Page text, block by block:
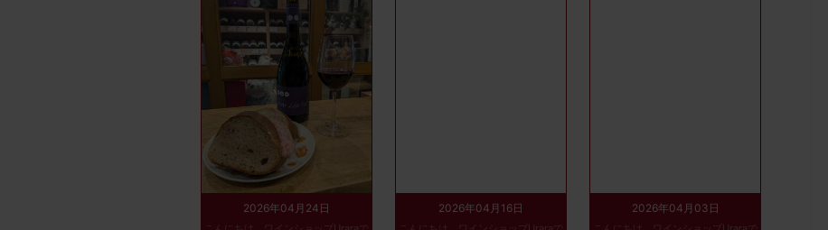
2026年04月24日 2026年04月16日 2026年04月03日